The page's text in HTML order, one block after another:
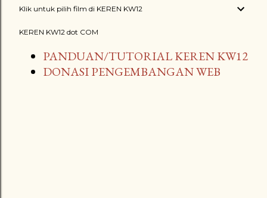
Klik untuk pilih film di KEREN KW12
KEREN KW12 dot COM
PANDUAN/TUTORIAL KEREN KW12
DONASI PENGEMBANGAN WEB